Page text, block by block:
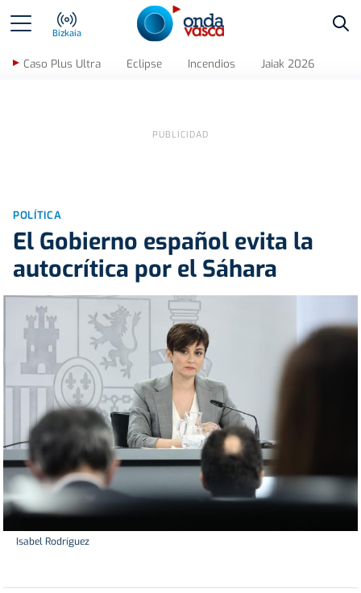
Bizkaia
Caso Plus Ultra Eclipse Incendios Jaiak 2026
POLÍTICA
El Gobierno español evita la
autocrítica por el Sáhara
Isabel Rodríguez